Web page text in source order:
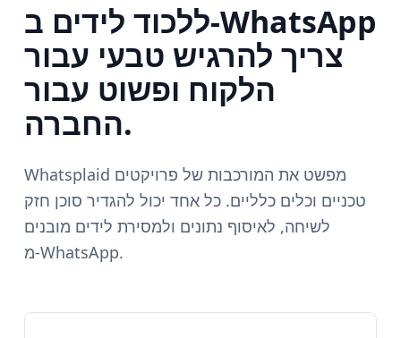
ללכוד לידים ב‑WhatsApp
צריך להרגיש טבעי עבור
הלקוח ופשוט עבור
החברה.
Whatsplaid מפשט את המורכבות של פרויקטים
טכניים וכלים כלליים. כל אחד יכול להגדיר סוכן חזק
לשיחה, לאיסוף נתונים ולמסירת לידים מובנים
מ‑WhatsApp.